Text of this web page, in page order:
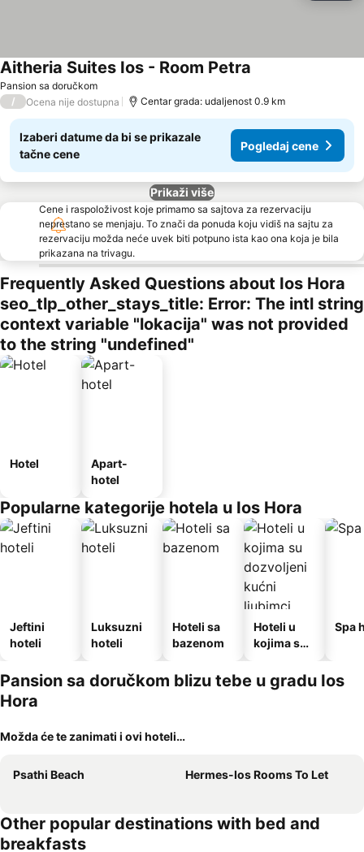
Pansion sa doručkom
Aitheria Suites Ios - Room Petra
/ Ocena nije dostupna Centar grada: udaljenost 0.9 km
Izaberi datume da bi se prikazale
tačne cene
Pogledaj cene
Prikaži više
Cene i raspoloživost koje primamo sa sajtova za rezervaciju
neprestano se menjaju. To znači da ponuda koju vidiš na sajtu za
rezervaciju možda neće uvek biti potpuno ista kao ona koja je bila
prikazana na trivagu.
Frequently Asked Questions about Ios Hora
seo_tlp_other_stays_title: Error: The intl string
context variable "lokacija" was not provided
to the string "undefined"
Hotel
Apart-
hotel
Popularne kategorije hotela u Ios Hora
Jeftini
hoteli
Luksuzni
hoteli
Hoteli sa
bazenom
Hoteli u
kojima su
kućni
ljubimci
Spa
Pansion sa doručkom blizu tebe u gradu Ios
Hora
Možda će te zanimati i ovi hoteli…
Psathi Beach Hermes-Ios Rooms To Let
Other popular destinations with bed and
breakfasts